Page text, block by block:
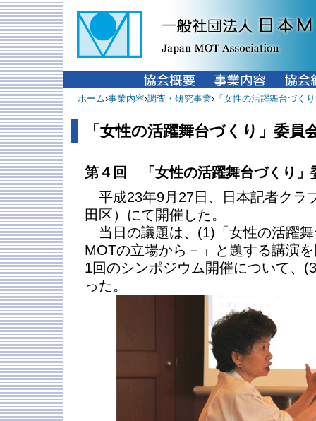
ホーム›事業内容›調査・研究事業› 「女性の活躍舞台づく
「女性の活躍舞台づくり」委員
第４回 「女性の活躍舞台づくり」
平成23年9月27日、日本記者クラ
田区）にて開催した。
当日の議題は、(1)「女性の活躍
MOTの立場から－」と題する講演
1回のシンポジウム開催について、
った。